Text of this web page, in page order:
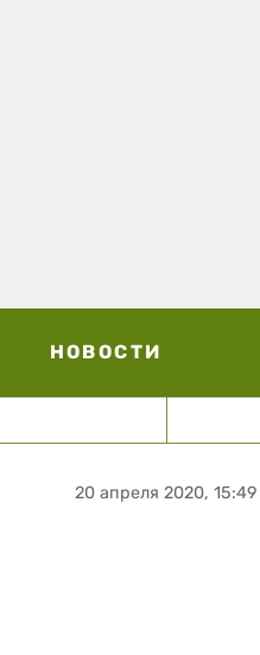
НОВОСТИ
20 апреля 2020, 15:49